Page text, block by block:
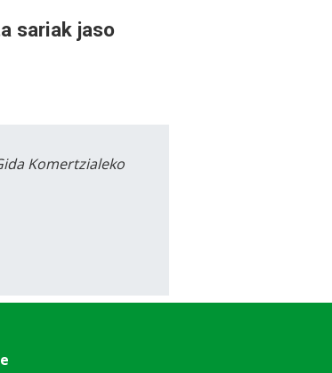
sariak jaso
Komertzialeko